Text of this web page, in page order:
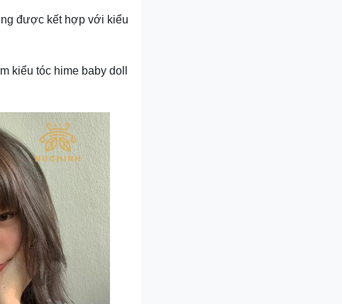
được kết hợp với kiểu
kiểu tóc hime baby doll